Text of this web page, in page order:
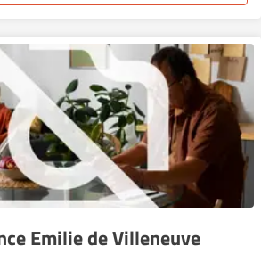
Emilie de Villeneuve